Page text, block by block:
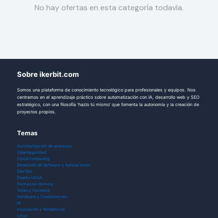
No hay ofertas en esta categoría todavía.
Sobre ikerbit.com
Somos una plataforma de conocimiento tecnológico para profesionales y equipos. Nos
centramos en el aprendizaje práctico sobre automatización con IA, desarrollo web y SEO
estratégico, con una filosofía 'hazlo tú mismo' que fomenta la autonomía y la creación de
proyectos propios.
Temas
Automatización de procesos
Ciberseguridad
Cloud computing
Desarrollo de Software y Aplicaciones
DevOps
Diseño UX/UI
Formación técnica
Guías y Consejos
Hardware y Componentes
IA
Innovación y Tendencias
Linux